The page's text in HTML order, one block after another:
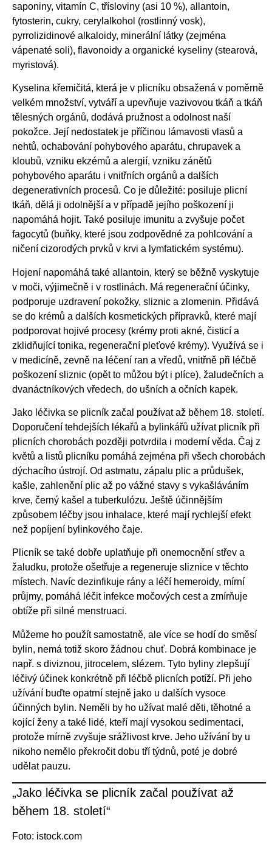
saponiny, vitamín C, třísloviny (asi 10 %), allantoin,
fytosterin, cukry, cerylalkohol (rostlinný vosk),
pyrrolizidinové alkaloidy, minerální látky (zejména
vápenaté soli), flavonoidy a organické kyseliny (stearová,
myristová).
Kyselina křemičitá, která je v plicníku obsažená v poměrně
velkém množství, vytváří a upevňuje vazivovou tkáň a tkáň
tělesných orgánů, dodává pružnost a odolnost naší
pokožce. Její nedostatek je příčinou lámavosti vlasů a
nehtů, ochabování pohybového aparátu, chrupavek a
kloubů, vzniku ekzémů a alergií, vzniku zánětů
pohybového aparátu i vnitřních orgánů a dalších
degenerativních procesů. Co je důležité: posiluje plicní
tkáň, dělá ji odolnější a v případě jejího poškození ji
napomáhá hojit. Také posiluje imunitu a zvyšuje počet
fagocytů (buňky, které jsou zodpovědné za pohlcování a
ničení cizorodých prvků v krvi a lymfatickém systému).
Hojení napomáhá také allantoin, který se běžně vyskytuje
v moči, výjimečně i v rostlinách. Má regenerační účinky,
podporuje uzdravení pokožky, sliznic a zlomenin. Přidává
se do krémů a dalších kosmetických přípravků, které mají
podporovat hojivé procesy (krémy proti akné, čisticí a
zklidňující tonika, regenerační pleťové krémy). Využívá se i
v medicíně, zevně na léčení ran a vředů, vnitřně při léčbě
poškození sliznic (opět to můžou být i plíce), žaludečních a
dvanáctníkových vředech, do ušních a očních kapek.
Jako léčivka se plicník začal používat až během 18. století.
Doporučení tehdejších lékařů a bylinkářů užívat plicník při
plicních chorobách později potvrdila i moderní věda. Čaj z
květů a listů plicníku pomáhá zejména při všech chorobách
dýchacího ústrojí. Od astmatu, zápalu plic a průdušek,
kašle, zahlenění plic až po vážné stavy s vykašláváním
krve, černý kašel a tuberkulózu. Ještě účinnějším
způsobem léčby jsou inhalace, které mají rychlejší efekt
než popíjení bylinkového čaje.
Plicník se také dobře uplatňuje při onemocnění střev a
žaludku, protože ošetřuje a regeneruje sliznice v těchto
místech. Navíc dezinfikuje rány a léčí hemeroidy, mírní
průjmy, pomáhá léčit infekce močových cest a zmírňuje
obtíže při silné menstruaci.
Můžeme ho použít samostatně, ale více se hodí do směsí
bylin, nemá totiž skoro žádnou chuť. Dobrá kombinace je
např. s diviznou, jitrocelem, slézem. Tyto byliny zlepšují
léčivý účinek konkrétně při léčbě plicních potíží. Při jeho
užívání buďte opatrní stejně jako u dalších vysoce
účinných bylin. Neměli by ho užívat malé děti, těhotné a
kojící ženy a také lidé, kteří mají vysokou sedimentaci,
protože mírně zvyšuje srážlivost krve. Jeho užívání by u
nikoho nemělo překročit dobu tří týdnů, poté je dobré
udělat pauzu.
„Jako léčivka se plicník začal používat až
během 18. století“
Foto: istock.com